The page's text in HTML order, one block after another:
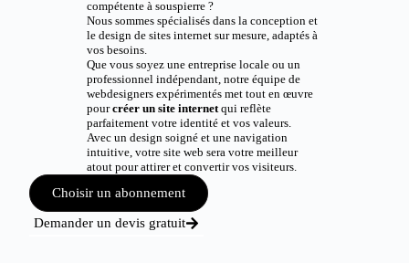
compétente à souspierre ?
Nous sommes spécialisés dans la conception et
le design de sites internet sur mesure, adaptés à
vos besoins.
Que vous soyez une entreprise locale ou un
professionnel indépendant, notre équipe de
webdesigners expérimentés met tout en œuvre
pourcréer un site internetqui reflète
parfaitement votre identité et vos valeurs.
Avec un design soigné et une navigation
intuitive, votre site web sera votre meilleur
atout pour attirer et convertir vos visiteurs.
Choisir un abonnement
Demander un devis gratuit